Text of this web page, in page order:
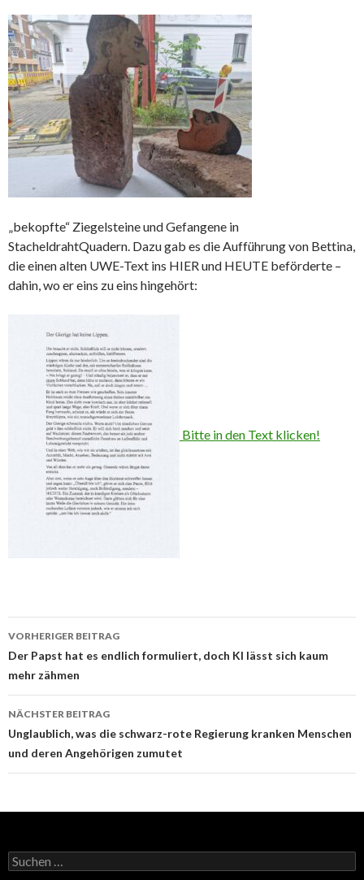
„bekopfte“ Ziegelsteine und Gefangene in
StacheldrahtQuadern. Dazu gab es die Aufführung von Bettina,
die einen alten UWE-Text ins HIER und HEUTE beförderte –
dahin, wo er eins zu eins hingehört:
Bitte in den Text klicken!
Beitrags-
Navigation
VORHERIGER BEITRAG
Der Papst hat es endlich formuliert, doch KI lässt sich kaum
mehr zähmen
NÄCHSTER BEITRAG
Unglaublich, was die schwarz-rote Regierung kranken Menschen
und deren Angehörigen zumutet
Suchen
nach: